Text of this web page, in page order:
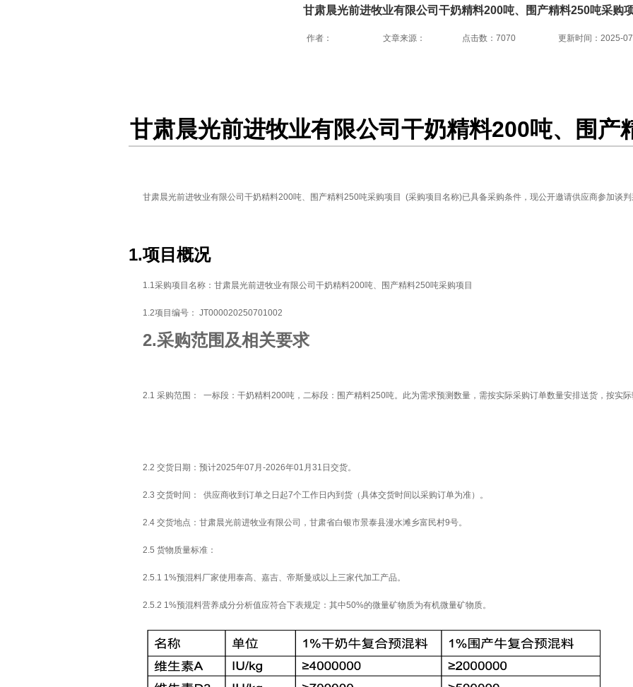
甘肃晨光前进牧业有限公司干奶精料200吨、围产精料250吨采购
作者： 文章来源： 点击数： 7070 更新时间： 2025-
甘肃晨光前进牧业有限公司干奶精料200吨、围产
甘肃晨光前进牧业有限公司干奶精料200吨、围产精料250吨采购项目 (采购项目名称)已具备采购条件，现公开邀请供应商参加谈判
1.项目概况
1.1采购项目名称：甘肃晨光前进牧业有限公司干奶精料200吨、围产精料250吨采购项目
1.2项目编号： JT000020250701002
2.采购范围及相关要求
2.1 采购范围： 一标段：干奶精料200吨，二标段：围产精料250吨。此为需求预测数量，需按实际采购订单数量安排送货，按实际
2.2 交货日期：预计2025年07月-2026年01月31日交货。
2.3 交货时间： 供应商收到订单之日起7个工作日内到货（具体交货时间以采购订单为准）。
2.4 交货地点：甘肃晨光前进牧业有限公司，甘肃省白银市景泰县漫水滩乡富民村9号。
2.5 货物质量标准：
2.5.1 1%预混料厂家使用泰高、嘉吉、帝斯曼或以上三家代加工产品。
2.5.2 1%预混料营养成分分析值应符合下表规定：其中50%的微量矿物质为有机微量矿物质。